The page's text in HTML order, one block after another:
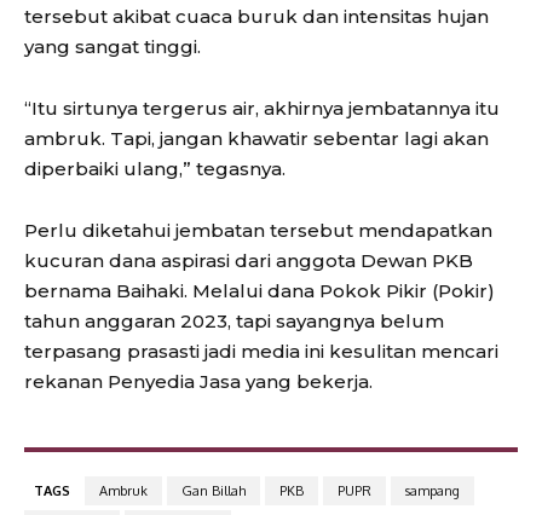
tersebut akibat cuaca buruk dan intensitas hujan
yang sangat tinggi.
“Itu sirtunya tergerus air, akhirnya jembatannya itu
ambruk. Tapi, jangan khawatir sebentar lagi akan
diperbaiki ulang,” tegasnya.
Perlu diketahui jembatan tersebut mendapatkan
kucuran dana aspirasi dari anggota Dewan PKB
bernama Baihaki. Melalui dana Pokok Pikir (Pokir)
tahun anggaran 2023, tapi sayangnya belum
terpasang prasasti jadi media ini kesulitan mencari
rekanan Penyedia Jasa yang bekerja.
TAGS Ambruk Gan Billah PKB PUPR
sampang